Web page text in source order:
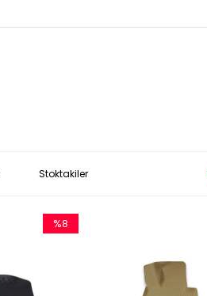
Stoktakiler
%8